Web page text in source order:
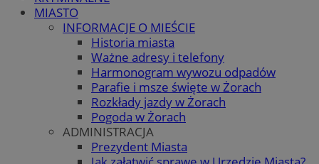
MIASTO
INFORMACJE O MIEŚCIE
Historia miasta
Ważne adresy i telefony
Harmonogram wywozu odpadów
Parafie i msze święte w Żorach
Rozkłady jazdy w Żorach
Pogoda w Żorach
ADMINISTRACJA
Prezydent Miasta